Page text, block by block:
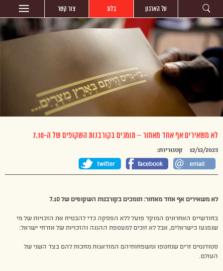
על הארגון בלוג צור קשר
לא משאירים אף אחד מאחור – תומכים בקורבנות השקופים של ה-7.10
12/12/2023 קטגוריות:
לא משאירים אף אחד מאחור: תומכים בקורבנות השקופים של 7.10
בחודשיים האחרונים המוקד פועל ללא הפסקה כדי להבטיח את הזכויות של מי
שנפגעו כישראלים, אבל לא זוכים למעטפת ההגנה והזכויות של אזרחי ישראל:
סטודנטים זרים שנחטפו ומשפחותיהם המודאגות מחכות להם בצד השני של
העולם.